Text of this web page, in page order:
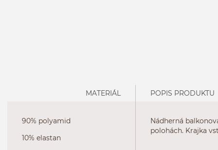
MATERIÁL
90% polyamid
10% elastan
POPIS PRODUKTU
Nádherná
polohách. Krajka